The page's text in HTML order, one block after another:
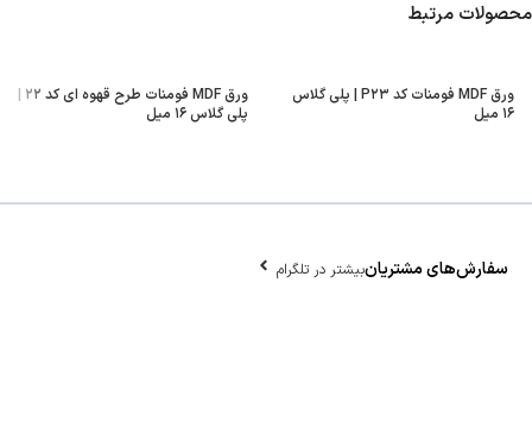
محصولات مرتبط
ورق MDF فومنات کد P۲۳ | پلی گلاس
۱۶ میل
ورق MDF فومنات طرح قهوه ای کد ۲۲ |
پلی گلاس ۱۶ میل
سفارش‌های مشتریانبیشتر در تلگرام